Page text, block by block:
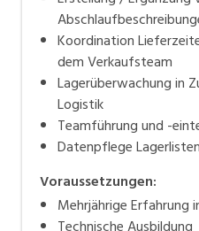
Koordination
dem Verkaufsteam
Lagerüberwachung in
Logistik
Teamführung und -
Datenpflege Lagerlisten
Voraussetzungen:
Mehrjährige Erfahrung